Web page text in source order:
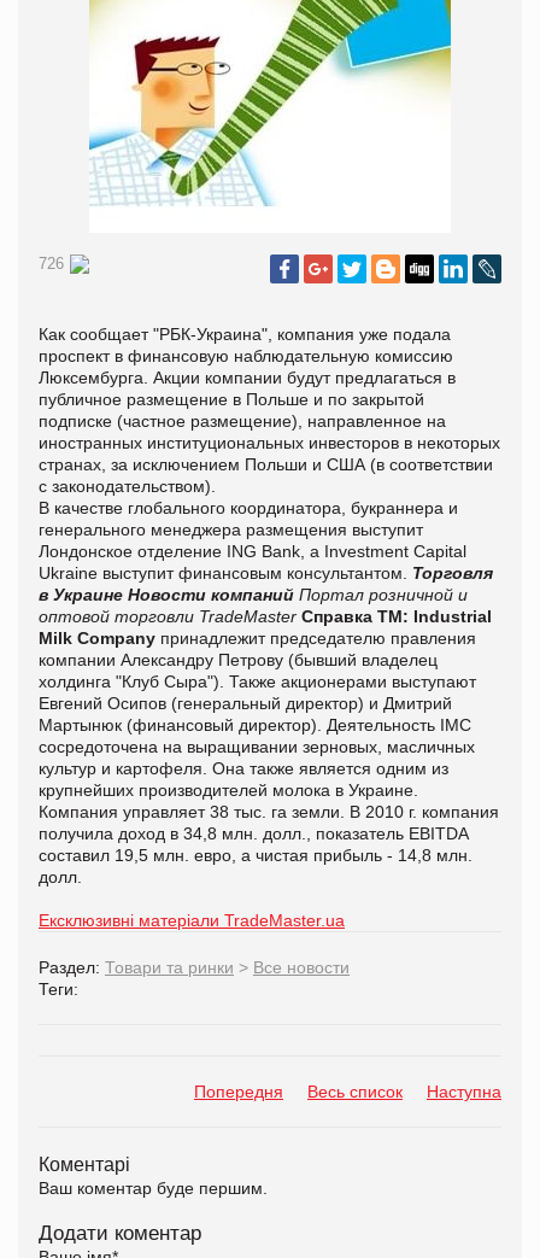
726
Как сообщает "РБК-Украина", компания уже подала
проспект в финансовую наблюдательную комиссию
Люксембурга. Акции компании будут предлагаться в
публичное размещение в Польше и по закрытой
подписке (частное размещение), направленное на
иностранных институциональных инвесторов в некоторых
странах, за исключением Польши и США (в соответствии
с законодательством).
В качестве глобального координатора, букраннера и
генерального менеджера размещения выступит
Лондонское отделение ING Bank, а Investment Capital
Ukraine выступит финансовым консультантом. Торговля
в Украине Новости компаний Портал розничной и
оптовой торговли TradeMaster Справка ТМ: Industrial
Milk Company принадлежит председателю правления
компании Александру Петрову (бывший владелец
холдинга "Клуб Сыра"). Также акционерами выступают
Евгений Осипов (генеральный директор) и Дмитрий
Мартынюк (финансовый директор). Деятельность IMC
сосредоточена на выращивании зерновых, масличных
культур и картофеля. Она также является одним из
крупнейших производителей молока в Украине.
Компания управляет 38 тыс. га земли. В 2010 г. компания
получила доход в 34,8 млн. долл., показатель EBITDA
составил 19,5 млн. евро, а чистая прибыль - 14,8 млн.
долл.
Ексклюзивні матеріали TradeMaster.ua
Раздел: Товари та ринки > Все новости
Теги:
Попередня Весь список Наступна
Коментарі
Ваш коментар буде першим.
Додати коментар